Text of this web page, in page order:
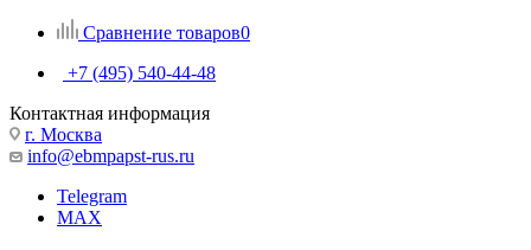
Сравнение товаров0
+7 (495) 540-44-48
Контактная информация
г. Москва
info@ebmpapst-rus.ru
Telegram
MAX